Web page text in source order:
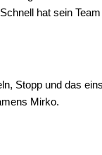
hat sein
Stopp und das
Mirko.